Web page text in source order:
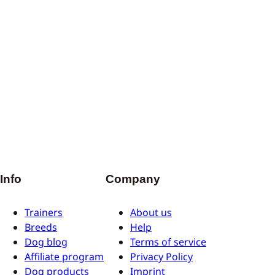
Info
Trainers
Breeds
Dog blog
Affiliate program
Dog products
Company
About us
Help
Terms of service
Privacy Policy
Imprint